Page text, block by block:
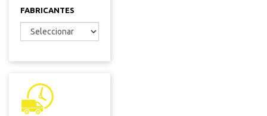
FABRICANTES